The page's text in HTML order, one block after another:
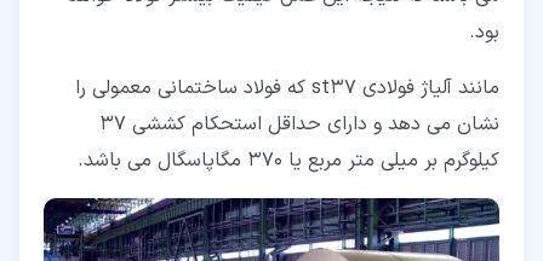
بود.
مانند آلیاژ فولادی st37 که فولاد ساختمانی معمولی را
نشان می دهد و دارای حداقل استحکام کششی 37
کیلوگرم بر میلی متر مربع یا 370 مگاپاسگال می باشد.